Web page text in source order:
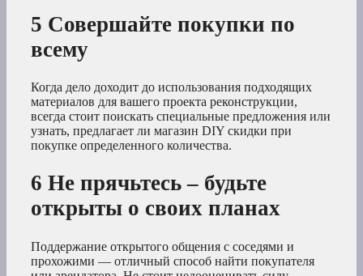
5 Совершайте покупки по
всему
Когда дело доходит до использования подходящих
материалов для вашего проекта реконструкции,
всегда стоит поискать специальные предложения или
узнать, предлагает ли магазин DIY скидки при
покупке определенного количества.
6 Не прячьтесь – будьте
открыты о своих планах
Поддержание открытого общения с соседями и
прохожими — отличный способ найти покупателя